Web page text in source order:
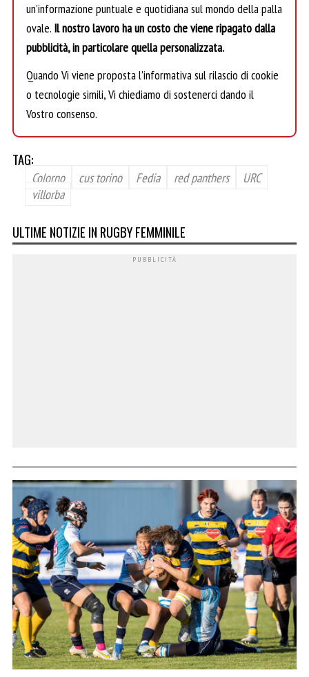
un’informazione puntuale e quotidiana sul mondo della palla
ovale. Il nostro lavoro ha un costo che viene ripagato dalla
pubblicità, in particolare quella personalizzata.
Quando Vi viene proposta l’informativa sul rilascio di cookie
o tecnologie simili, Vi chiediamo di sostenerci dando il
Vostro consenso.
TAG:
Colorno cus torino Fedia red panthers
URC
villorba
ULTIME NOTIZIE IN RUGBY FEMMINILE